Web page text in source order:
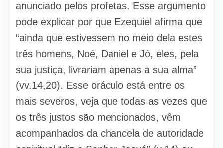
anunciado pelos profetas. Esse argumento
pode explicar por que Ezequiel afirma que
“ainda que estivessem no meio dela estes
três homens, Noé, Daniel e Jó, eles, pela
sua justiça, livrariam apenas a sua alma”
(vv.14,20). Esse oráculo está entre os
mais severos, veja que todas as vezes que
os três justos são mencionados, vêm
acompanhados da chancela de autoridade